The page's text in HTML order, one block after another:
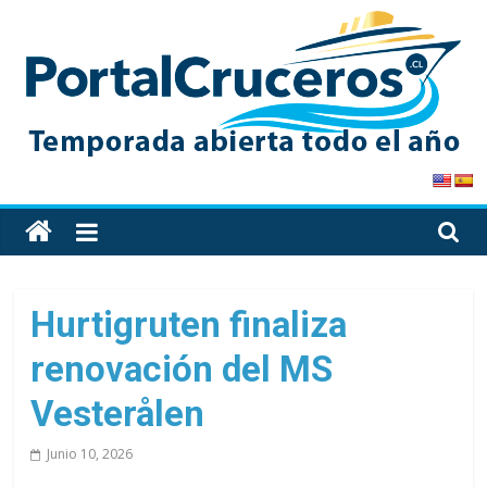
content
PortalCruceros
Toda
la
de
cruceros
en
un
solo
Hurtigruten finaliza
renovación del MS
Vesterålen
Junio 10, 2026